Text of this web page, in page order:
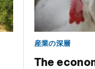
産業の深層
The